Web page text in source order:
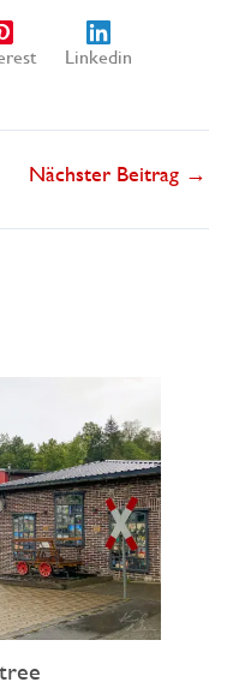
Linkedin
Nächster Beitrag →